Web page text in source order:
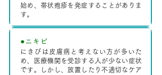
始め、帯状疱疹を発症することがありま
す。
●ニキビ
にきびは皮膚病と考えない方が多いた
め、医療機関を受診する人が少ない症状
です。しかし、放置したり不適切なケア